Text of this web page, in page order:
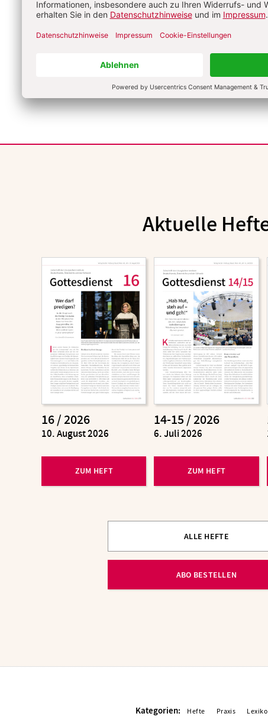
Aktuelle
16 / 2026
:
10. August 2026
ZUM HEFT
14-15 / 2026
:
6. Juli 2026
ZUM HEFT
ALLE HEFTE
ABO BESTELLEN
Kategorien: Hefte Praxis